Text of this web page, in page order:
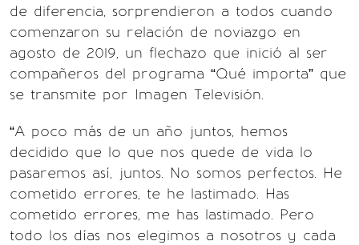
de diferencia, sorprendieron a todos cuando
comenzaron su relación de noviazgo en
agosto de 2019, un flechazo que inició al ser
compañeros del programa “Qué importa” que
se transmite por Imagen Televisión.
“A poco más de un año juntos, hemos
decidido que lo que nos quede de vida lo
pasaremos así, juntos. No somos perfectos. He
cometido errores, te he lastimado. Has
cometido errores, me has lastimado. Pero
todo los días nos elegimos a nosotros y cada